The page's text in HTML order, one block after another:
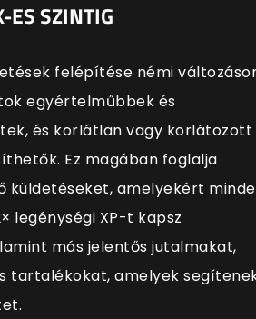
ES SZINTIG
felépítése némi
egyértelműbbek és
és korlátlan vagy korlátozott
Ez magában foglalja
küldetéseket, amelyekért
legénységi XP-t kapsz
más jelentős jutalmakat,
tartalékokat, amelyek